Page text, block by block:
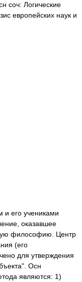
соч: Логические
европейских наук и
и его учениками
оказавшее
философию. Центр
(его
для утверждения
Осн
являются: 1)